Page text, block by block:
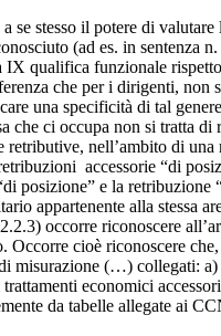
se stesso il potere di
(ad es. in sentenza
qualifica funzionale
che per i dirigenti, non
una specificità di tal
che ci occupa non si tratta
nell’ambito di
accessorie “di
posizione” e la
appartenente alla stessa
occorre riconoscere
Occorre cioè riconoscere
misurazione (…) collegati: a)
economici
da tabelle allegate ai